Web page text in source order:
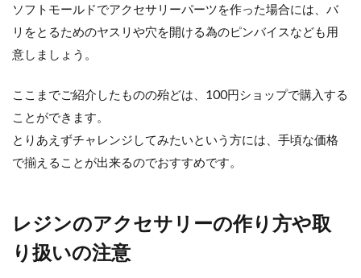
ソフトモールドでアクセサリーパーツを作った場合には、バ
リをとるためのヤスリや穴を開ける為のピンバイスなども用
意しましょう。
ここまでご紹介したものの殆どは、100円ショップで購入する
ことができます。
とりあえずチャレンジしてみたいという方には、手頃な価格
で揃えることが出来るのでおすすめです。
レジンのアクセサリーの作り方や取
り扱いの注意